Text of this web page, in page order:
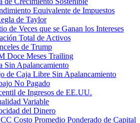
Equivalente de Impuestos
de Taylor
de Veces que se Ganan los Intereses
Total de Activos
de Trump
Doce Meses Trailing
Sin Apalancamiento
de Caja Libre Sin Apalancamiento
No Pagado
de Ingresos de EE.UU.
Variable
del Dinero
Costo Promedio Ponderado de Capital